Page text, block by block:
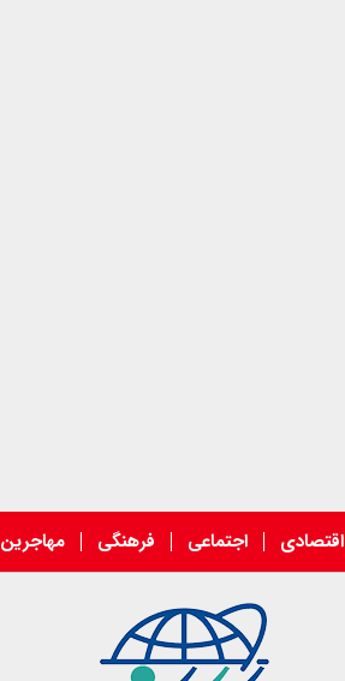
اقتصادی اجتماعی فرهنگی مهاجرین